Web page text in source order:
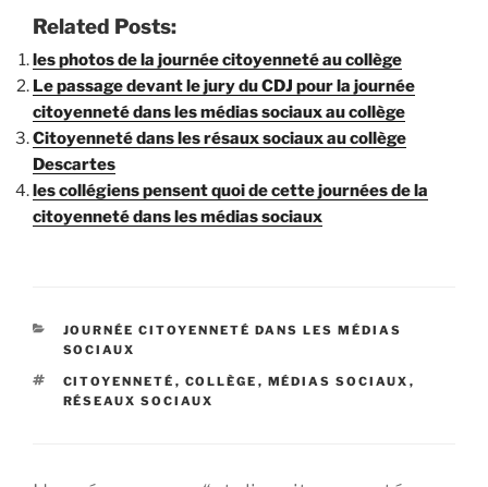
Related Posts:
les photos de la journée citoyenneté au collège
Le passage devant le jury du CDJ pour la journée
citoyenneté dans les médias sociaux au collège
Citoyenneté dans les résaux sociaux au collège
Descartes
les collégiens pensent quoi de cette journées de la
citoyenneté dans les médias sociaux
C
A
É
G
JOURNÉE CITOYENNETÉ DANS LES MÉDIAS
SOCIAUX
É
T
CITOYENNETÉ , COLLÈGE , MÉDIAS SOCIAUX ,
RÉSEAUX SOCIAUX